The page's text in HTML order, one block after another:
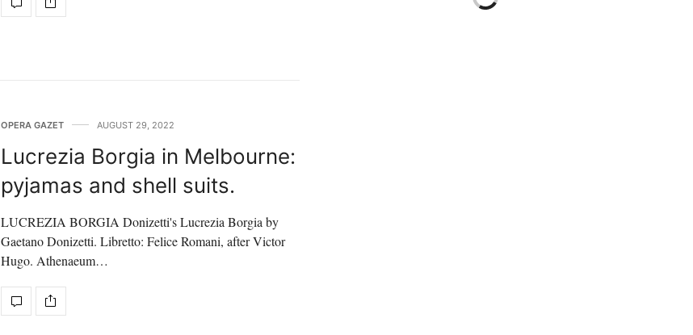
OPERA GAZET AUGUST 29, 2022
Lucrezia Borgia in Melbourne:
pyjamas and shell suits.
LUCREZIA BORGIA Donizetti's Lucrezia Borgia by
Gaetano Donizetti. Libretto: Felice Romani, after Victor
Hugo. Athenaeum…